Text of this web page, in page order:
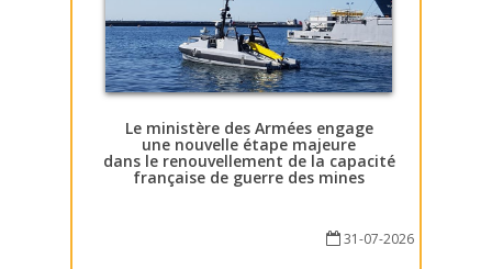
Le ministère des Armées engage
une nouvelle étape majeure
dans le renouvellement de la capacité
française de guerre des mines
31-07-2026